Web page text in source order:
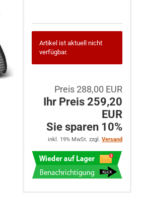
Artikel ist aktuell nicht
verfügbar.
Preis 288,00 EUR
Ihr Preis 259,20
EUR
Sie sparen 10%
inkl. 19% MwSt. zzgl. Versand